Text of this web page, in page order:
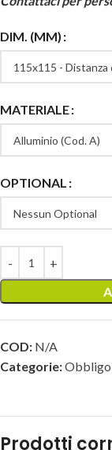
DIM. (MM)
MATERIALE
OPTIONAL
COD: N/A
Categorie:Obbligo
Prodotti